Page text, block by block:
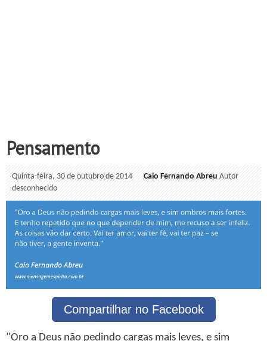
Pensamento
Quinta-feira, 30 de outubro de 2014 Caio Fernando Abreu Autor
desconhecido
Compartilhar no Facebook
"Oro a Deus não pedindo cargas mais leves, e sim